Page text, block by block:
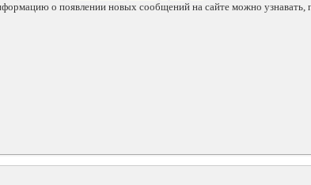
о появлении новых сообщений на сайте можно узнавать,